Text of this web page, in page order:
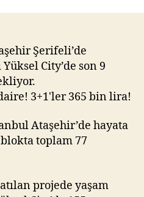
daire!
3+1’ler
365
lira!
Şerifeli’de
City’de son 9
Ataşehir’de hayata
toplam 77
projede yaşam